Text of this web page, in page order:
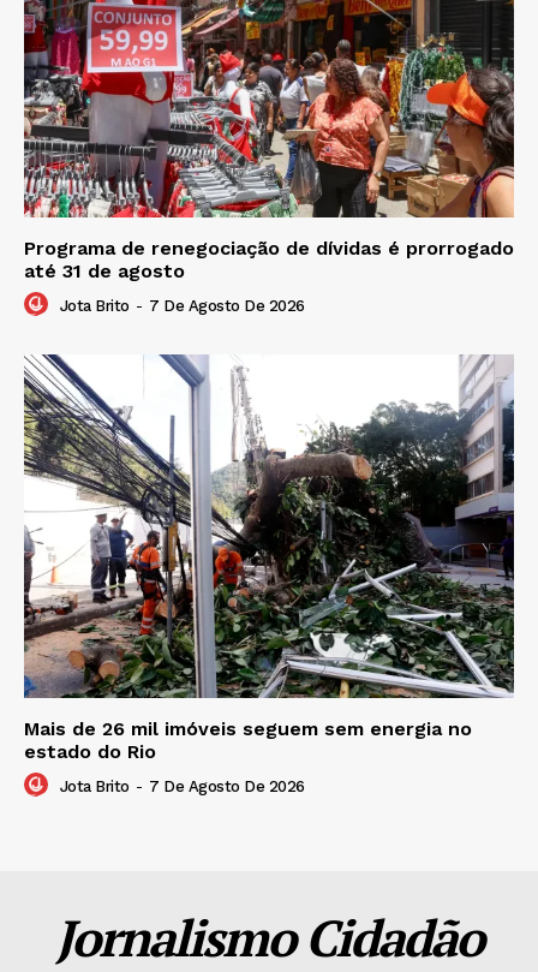
Programa de renegociação de dívidas é prorrogado
até 31 de agosto
Jota Brito - 7 De Agosto De 2026
Mais de 26 mil imóveis seguem sem energia no
estado do Rio
Jota Brito - 7 De Agosto De 2026
Jornalismo Cidadão